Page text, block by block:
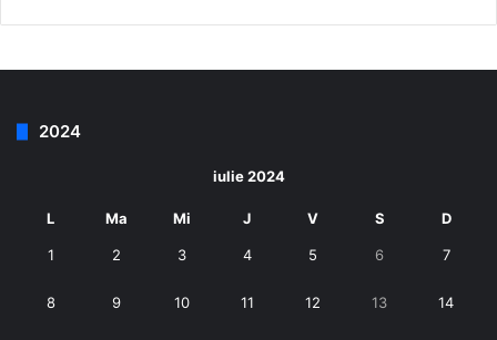
2024
iulie 2024
L Ma Mi J V S D
1 2 3 4 5 6 7
8 9 10 11 12 13 14